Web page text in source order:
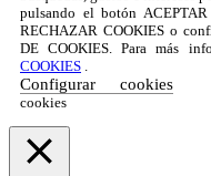
pulsando el botón
RECHAZAR COOKIES o
DE COOKIES. Para más
COOKIES .
Configurar cookies
cookies